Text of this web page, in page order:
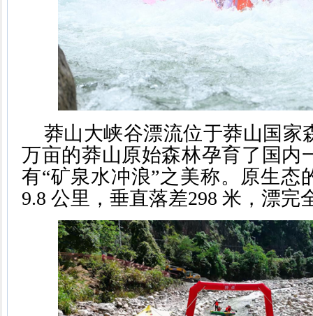
莽山大峡谷漂流位于莽山国家
万亩的莽山原始森林孕育了国内
有“矿泉水冲浪”之美称。原生态
9.8 公里，垂直落差298 米，漂完